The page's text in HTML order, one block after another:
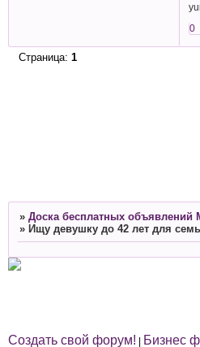
0
Страница: 1
» Доска бесплатных объявлений
» Ищу девушку до 42 лет для
Создать свой форум! | Бизнес